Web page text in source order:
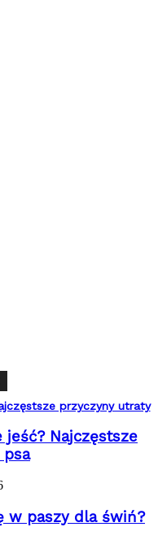
przyczyny utraty
Najczęstsze
w paszy dla świń?